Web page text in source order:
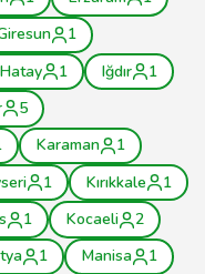
1
Hatay 1 Iğdır
1
5
Karaman
1
1 Kırıkkale
1
1 Kocaeli
2
1 Manisa
1